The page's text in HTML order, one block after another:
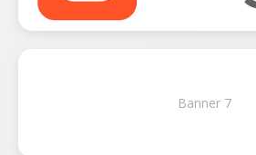
Banner 7